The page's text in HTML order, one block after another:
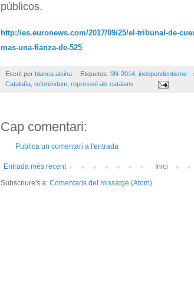
públicos.
http://es.euronews.com/2017/09/25/el-tribunal-de-
mas-una-fianza-de-525
Escrit per blanca alsina Etiquetes: 9N-2014, independentisme -
Cataluña referèndum repressió als catalans
Cap comentari:
Publica un comentari a l'entrada
Entrada més recent
Inici
Subscriure's a: Comentaris del missatge (Atom)